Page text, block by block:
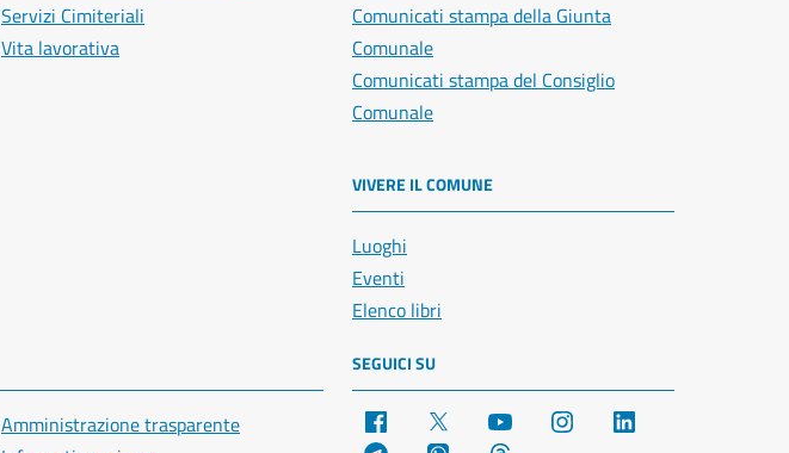
Servizi Cimiteriali
Vita lavorativa
Comunicati stampa della Giunta
Comunale
Comunicati stampa del Consiglio
Comunale
VIVERE IL COMUNE
Luoghi
Eventi
Elenco libri
Amministrazione trasparente
SEGUICI SU
Facebook YouTube Instagram